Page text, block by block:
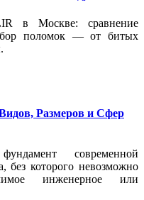
в Москве: сравнение
поломок — от битых
Размеров и Сфер
современной
без которого невозможно
инженерное или